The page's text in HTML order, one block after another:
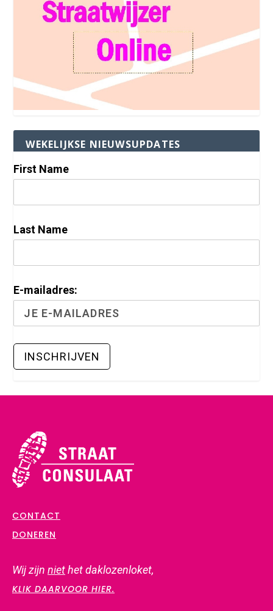
WEKELIJKSE NIEUWSUPDATES
First Name
Last Name
E-mailadres:
CONTACT
DONEREN
Wij zijn niethet daklozenloket,
KLIK DAARVOOR HIER.